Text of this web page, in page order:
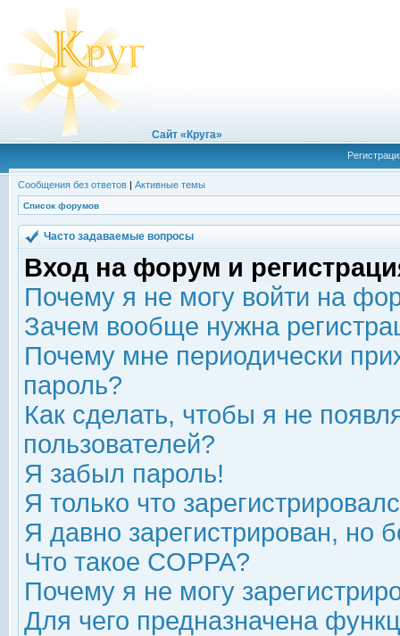
Сайт «Круга»
Сообщения без ответов | Активные темы
Список форумов
Часто задаваемые вопросы
Вход на форум и
Почему я не могу войти на
Зачем вообще нужна
Почему мне периодически
пароль?
Как сделать, чтобы я не
пользователей?
Я забыл пароль!
Я только что
Я давно зарегистрирован, но
Что такое COPPA?
Почему я не могу
Для чего предназначена